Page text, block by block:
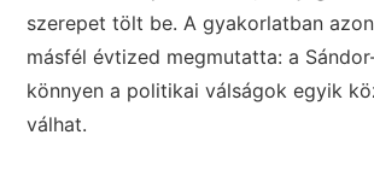
szerepet tölt be. A gyakorlatban
másfél évtized megmutatta: a
könnyen a politikai válságok egyik
válhat.